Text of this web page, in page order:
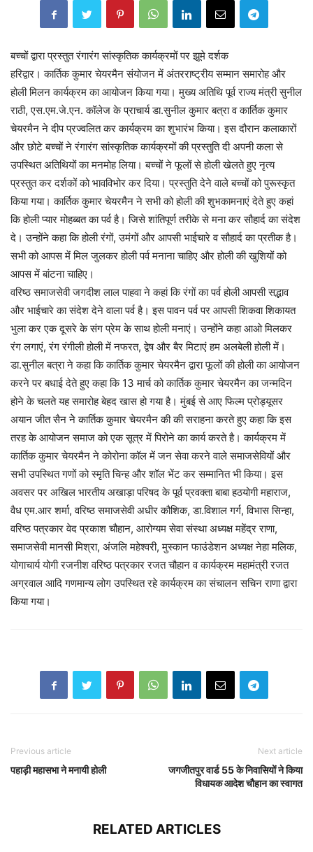
बच्चों द्वारा प्रस्तुत रंगारंग सांस्कृतिक कार्यक्रमों पर झूमे दर्शक
हरिद्वार। कार्तिक कुमार चेयरमैन संयोजन में अंतरराष्ट्रीय सम्मान समारोह और
होली मिलन कार्यक्रम का आयोजन किया गया। मुख्य अतिथि पूर्व राज्य मंत्री सुनील
राठी, एस.एम.जे.एन. कॉलेज के प्राचार्य डा.सुनील कुमार बत्रा व कार्तिक कुमार
चेयरमैन ने दीप प्रज्वलित कर कार्यक्रम का शुभारंभ किया। इस दौरान कलाकारों
और छोटे बच्चों ने रंगारंग सांस्कृतिक कार्यक्रमों की प्रस्तुति दी अपनी कला से
उपस्थित अतिथियों का मनमोह लिया। बच्चों ने फूलों से होली खेलते हुए नृत्य
प्रस्तुत कर दर्शकों को भावविभोर कर दिया। प्रस्तुति देने वाले बच्चों को पुरूस्कृत
किया गया। कार्तिक कुमार चेयरमैन ने सभी को होली की शुभकामनाएं देते हुए कहां
कि होली प्यार मोहब्बत का पर्व है। जिसे शांतिपूर्ण तरीके से मना कर सौहार्द का संदेश
दे। उन्होंने कहा कि होली रंगों, उमंगों और आपसी भाईचारे व सौहार्द का प्रतीक है।
सभी को आपस में मिल जुलकर होली पर्व मनाना चाहिए और होली की खुशियों को
आपस में बांटना चाहिए।
वरिष्ठ समाजसेवी जगदीश लाल पाहवा ने कहां कि रंगों का पर्व होली आपसी सद्भाव
और भाईचारे का संदेश देने वाला पर्व है। इस पावन पर्व पर आपसी शिकवा शिकायत
भुला कर एक दूसरे के संग प्रेम के साथ होली मनाएं। उन्होंने कहा आओ मिलकर
रंग लगाएं, रंग रंगीली होली में नफरत, द्वेष और बैर मिटाएं हम अलबेली होली में।
डा.सुनील बत्रा ने कहा कि कार्तिक कुमार चेयरमैन द्वारा फूलों की होली का आयोजन
करने पर बधाई देते हुए कहा कि 13 मार्च को कार्तिक कुमार चेयरमैन का जन्मदिन
होने के चलते यह समारोह बेहद खास हो गया है। मुंबई से आए फिल्म प्रोड्यूसर
अयान जीत सैन नेे कार्तिक कुमार चेयरमैन की की सराहना करते हुए कहा कि इस
तरह के आयोजन समाज को एक सूत्र में पिरोने का कार्य करते है। कार्यक्रम में
कार्तिक कुमार चेयरमैन ने कोरोना कॉल में जन सेवा करने वाले समाजसेवियों और
सभी उपस्थित गणों को स्मृति चिन्ह और शॉल भेंट कर सम्मानित भी किया। इस
अवसर पर अखिल भारतीय अखाड़ा परिषद के पूर्व प्रवक्ता बाबा हठयोगी महाराज,
वैध एम.आर शर्मा, वरिष्ठ समाजसेवी अधीर कौशिक, डा.विशाल गर्ग, विभास सिन्हा,
वरिष्ठ पत्रकार वेद प्रकाश चौहान, आरोग्यम सेवा संस्था अध्यक्ष महेंद्र राणा,
समाजसेवी मानसी मिश्रा, अंजलि महेश्वरी, मुस्कान फाउंडेशन अध्यक्ष नेहा मलिक,
योगाचार्य योगी रजनीश वरिष्ठ पत्रकार रजत चौहान व कार्यक्रम महामंत्री रजत
अग्रवाल आदि गणमान्य लोग उपस्थित रहे कार्यक्रम का संचालन सचिन राणा द्वारा
किया गया।
Previous article
पहाड़ी महासभा ने मनायी होली
Next article
जगजीतपुर वार्ड 55 के निवासियों ने किया
विधायक आदेश चौहान का स्वागत
RELATED ARTICLES